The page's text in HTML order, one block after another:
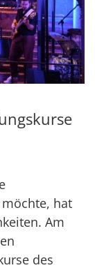
hat
Am
des